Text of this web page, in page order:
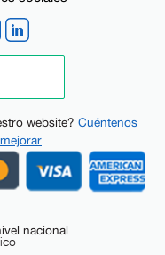
website? Cuéntenos
nacional